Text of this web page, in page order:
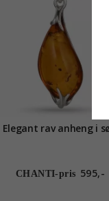
Elegant rav anheng i
CHANTI-pris 595,-